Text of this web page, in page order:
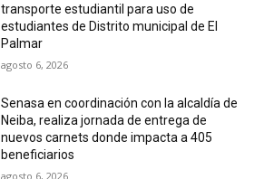
transporte estudiantil para uso de
estudiantes de Distrito municipal de El
Palmar
agosto 6, 2026
Senasa en coordinación con la alcaldía de
Neiba, realiza jornada de entrega de
nuevos carnets donde impacta a 405
beneficiarios
agosto 6, 2026